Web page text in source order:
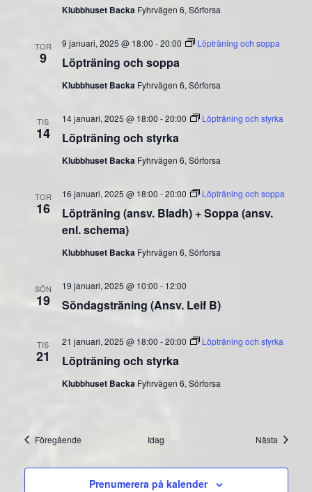
Klubbhuset Backa Fyhrvägen 6, Sörforsa
TOR
9 Löpträning och soppa
9 januari, 2025 @ 18:00 -20:00 Löpträning och soppa
Klubbhuset Backa Fyhrvägen 6, Sörforsa
TIS
14 Löpträning och styrka
14 januari, 2025 @ 18:00 -20:00 Löpträning och styrka
Klubbhuset Backa Fyhrvägen 6, Sörforsa
TOR
16
Löpträning (ansv. Bladh) + Soppa (ansv.
enl. schema)
16 januari, 2025 @ 18:00 -20:00 Löpträning och soppa
Klubbhuset Backa Fyhrvägen 6, Sörforsa
SÖN
19 Söndagsträning (Ansv. Leif B)
19 januari, 2025 @ 10:00 - 12:00
TIS
21 Löpträning och styrka
21 januari, 2025 @ 18:00 -20:00 Löpträning och styrka
Klubbhuset Backa Fyhrvägen 6, Sörforsa
FöregåendeEvenemang Idag Nästa
Prenumerera på kalender